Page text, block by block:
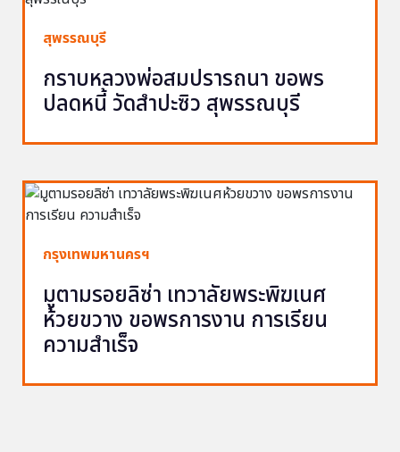
สุพรรณบุรี
กราบหลวงพ่อสมปรารถนา ขอพร
ปลดหนี้ วัดสำปะซิว สุพรรณบุรี
กรุงเทพมหานครฯ
มูตามรอยลิซ่า เทวาลัยพระพิฆเนศ
ห้วยขวาง ขอพรการงาน การเรียน
ความสำเร็จ